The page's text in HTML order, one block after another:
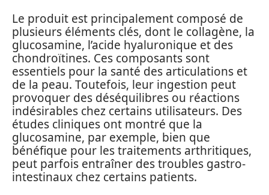
Le produit est principalement composé de
plusieurs éléments clés, dont le collagène, la
glucosamine, l’acide hyaluronique et des
chondroïtines. Ces composants sont
essentiels pour la santé des articulations et
de la peau. Toutefois, leur ingestion peut
provoquer des déséquilibres ou réactions
indésirables chez certains utilisateurs. Des
études cliniques ont montré que la
glucosamine, par exemple, bien que
bénéfique pour les traitements arthritiques,
peut parfois entraîner des troubles gastro-
intestinaux chez certains patients.